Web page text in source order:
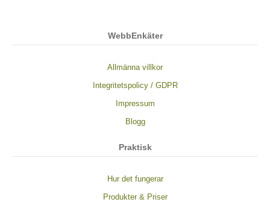
WebbEnkäter
Allmänna villkor
Integritetspolicy / GDPR
Impressum
Blogg
Praktisk
Hur det fungerar
Produkter & Priser